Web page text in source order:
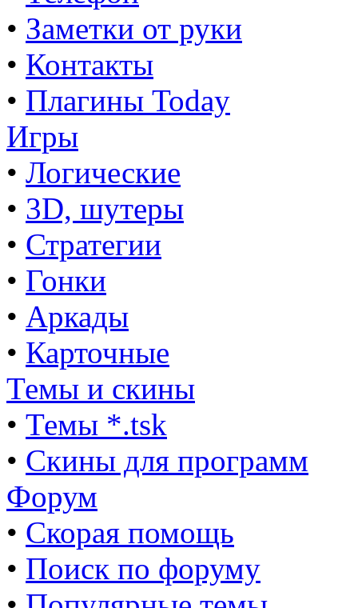
• Заметки от руки
• Контакты
• Плагины Today
Игры
• Логические
• 3D, шутеры
• Стратегии
• Гонки
• Аркады
• Карточные
Темы и скины
• Темы *.tsk
• Скины для программ
Форум
• Скорая помощь
• Поиск по форуму